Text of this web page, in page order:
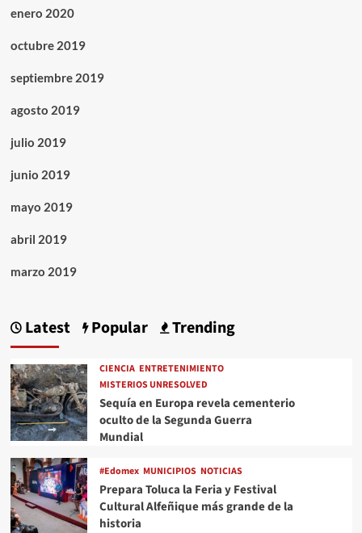
enero 2020
octubre 2019
septiembre 2019
agosto 2019
julio 2019
junio 2019
mayo 2019
abril 2019
marzo 2019
Latest Popular Trending
CIENCIA ENTRETENIMIENTO
MISTERIOS UNRESOLVED
Sequía en Europa revela cementerio
oculto de la Segunda Guerra
Mundial
#Edomex MUNICIPIOS NOTICIAS
Prepara Toluca la Feria y Festival
Cultural Alfeñique más grande de la
historia